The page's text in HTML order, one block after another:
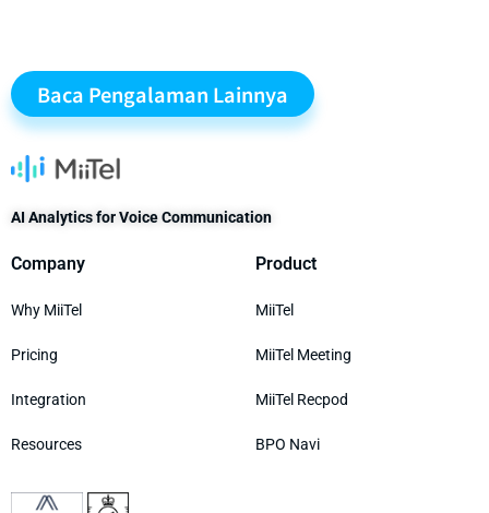
Baca Pengalaman Lainnya
AI Analytics for Voice Communication
Company
Why MiiTel
Pricing
Integration
Resources
Product
MiiTel
MiiTel Meeting
MiiTel Recpod
BPO Navi